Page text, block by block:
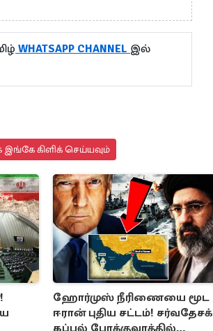
WHATSAPP CHANNEL இல்
கிளிக் செய்யவும்
ஹோர்முஸ் நீரிணையை மூட
ஈரான் புதிய சட்டம்! சர்வதேசக்